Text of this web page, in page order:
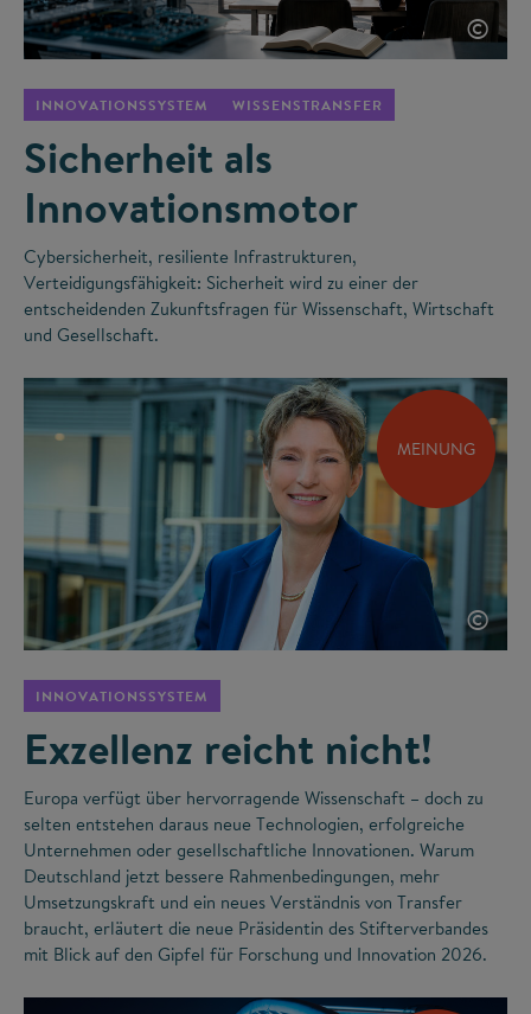
©
INNOVATIONSSYSTEM WISSENSTRANSFER
Sicherheit als
Innovationsmotor
Cybersicherheit, resiliente Infrastrukturen,
Verteidigungsfähigkeit: Sicherheit wird zu einer der
entscheidenden Zukunftsfragen für Wissenschaft, Wirtschaft
und Gesellschaft.
MEINUNG
©
INNOVATIONSSYSTEM
Exzellenz reicht nicht!
Europa verfügt über hervorragende Wissenschaft – doch zu
selten entstehen daraus neue Technologien, erfolgreiche
Unternehmen oder gesellschaftliche Innovationen. Warum
Deutschland jetzt bessere Rahmenbedingungen, mehr
Umsetzungskraft und ein neues Verständnis von Transfer
braucht, erläutert die neue Präsidentin des Stifterverbandes
mit Blick auf den Gipfel für Forschung und Innovation 2026.